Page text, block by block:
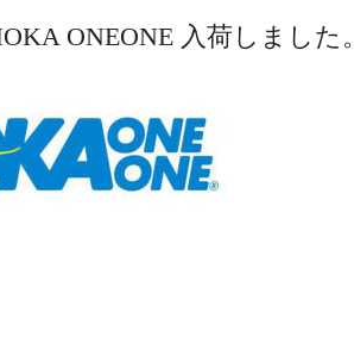
ONEONE 入荷しました。